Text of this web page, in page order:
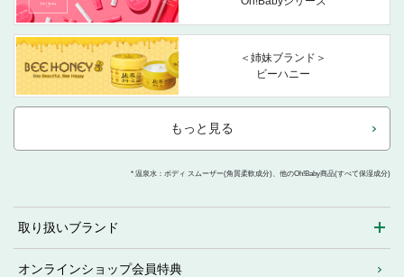
＜姉妹ブランド＞
ビーハニー
もっと見る
* 温泉水：ボディ スムーザー(角質柔軟成分)、他のOh!Baby商品(すべて保湿成分)
取り扱いブランド
オンラインショップ会員特典